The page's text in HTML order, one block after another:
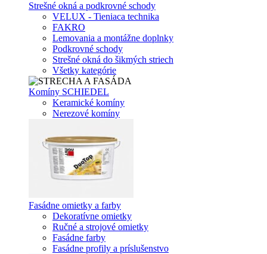
Strešné okná a podkrovné schody
VELUX - Tieniaca technika
FAKRO
Lemovania a montážne doplnky
Podkrovné schody
Strešné okná do šikmých striech
Všetky kategórie
Komíny SCHIEDEL
Keramické komíny
Nerezové komíny
Fasádne omietky a farby
Dekoratívne omietky
Ručné a strojové omietky
Fasádne farby
Fasádne profily a príslušenstvo